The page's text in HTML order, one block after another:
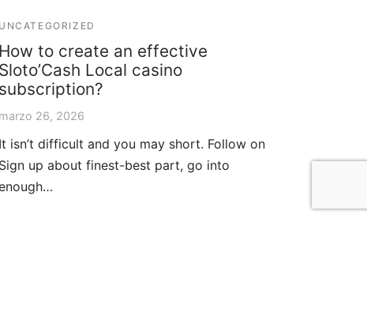
UNCATEGORIZED
How to create an effective
Sloto’Cash Local casino
subscription?
marzo 26, 2026
It isn’t difficult and you may short. Follow on
Sign up about finest-best part, go into